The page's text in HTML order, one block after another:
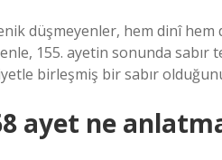
düşmeyenler, hem dinî
155. ayetin sonunda sabır
birleşmiş bir sabır
ayet ne